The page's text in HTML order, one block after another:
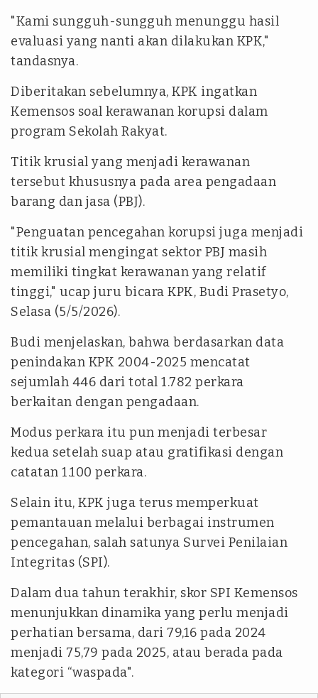
"Kami sungguh-sungguh menunggu hasil
evaluasi yang nanti akan dilakukan KPK,"
tandasnya.
Diberitakan sebelumnya, KPK ingatkan
Kemensos soal kerawanan korupsi dalam
program Sekolah Rakyat.
Titik krusial yang menjadi kerawanan
tersebut khususnya pada area pengadaan
barang dan jasa (PBJ).
"Penguatan pencegahan korupsi juga menjadi
titik krusial mengingat sektor PBJ masih
memiliki tingkat kerawanan yang relatif
tinggi," ucap juru bicara KPK, Budi Prasetyo,
Selasa (5/5/2026).
Budi menjelaskan, bahwa berdasarkan data
penindakan KPK 2004-2025 mencatat
sejumlah 446 dari total 1.782 perkara
berkaitan dengan pengadaan.
Modus perkara itu pun menjadi terbesar
kedua setelah suap atau gratifikasi dengan
catatan 1.100 perkara.
Selain itu, KPK juga terus memperkuat
pemantauan melalui berbagai instrumen
pencegahan, salah satunya Survei Penilaian
Integritas (SPI).
Dalam dua tahun terakhir, skor SPI Kemensos
menunjukkan dinamika yang perlu menjadi
perhatian bersama, dari 79,16 pada 2024
menjadi 75,79 pada 2025, atau berada pada
kategori “waspada".